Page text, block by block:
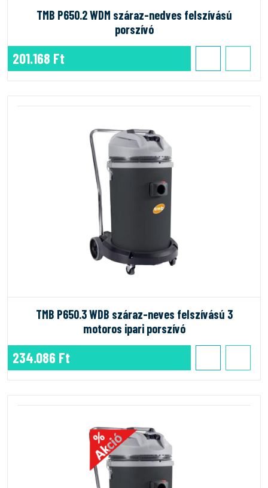
TMB P650.2 WDM száraz-nedves felszívású
porszívó
201.168 Ft
TMB P650.3 WDB száraz-neves felszívású 3
motoros ipari porszívó
234.086 Ft